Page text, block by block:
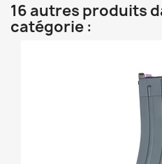
16 autres produits
catégorie :